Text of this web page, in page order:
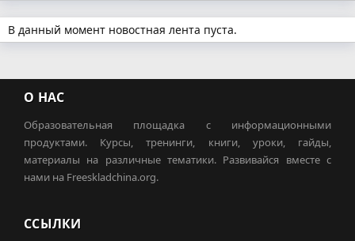
В данный момент новостная лента пуста.
О НАС
Образовательная площадка с информационными
продуктами. Курсы, тренинги, книги, уроки, гайды,
материалы на различные тематики. Развивайся вместе с
нами на Freeskladchina.org.
ССЫЛКИ